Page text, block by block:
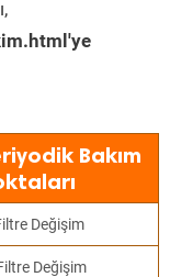
Bakım
Değişim
Değişim